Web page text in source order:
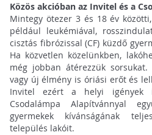
Közös akcióban az Invitel és a
Mintegy ötezer 3 és 18 év
például leukémiával,
cisztás fibrózissal (CF) küzdő
Ha közvetlen közelünkben,
még jobban átérezzük
vagy új élmény is óriási erőt és
Invitel ezért a helyi igények
Csodalámpa Alapítvánnyal
gyermekek kívánságának
település lakóit.